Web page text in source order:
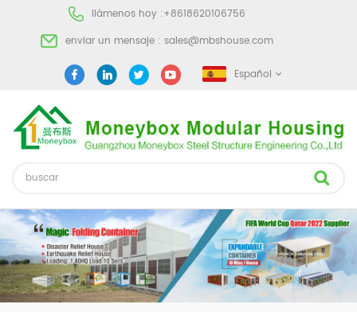
llámenos hoy :+8618620106756
enviar un mensaje : sales@mbshouse.com
Español